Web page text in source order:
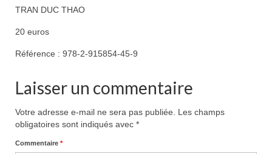
TRAN DUC THAO
20 euros
Référence : 978-2-915854-45-9
Laisser un commentaire
Votre adresse e-mail ne sera pas publiée.
Les champs
obligatoires sont indiqués avec *
Commentaire *